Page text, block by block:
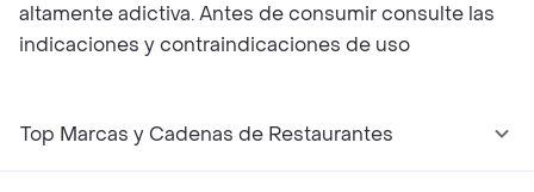
altamente adictiva. Antes de consumir consulte las
indicaciones y contraindicaciones de uso
Top Marcas y Cadenas de Restaurantes